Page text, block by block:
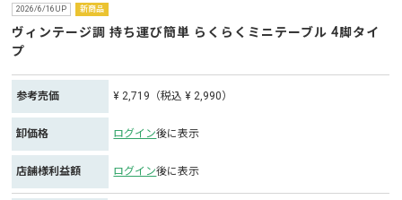
2026/6/16UP 新商品
ヴィンテージ調 持ち運び簡単 らくらくミニテーブル 4脚タイ
プ
参考売価 ¥ 2,719（税込 ¥ 2,990）
卸価格 ログイン後に表示
店舗様利益額 ログイン後に表示